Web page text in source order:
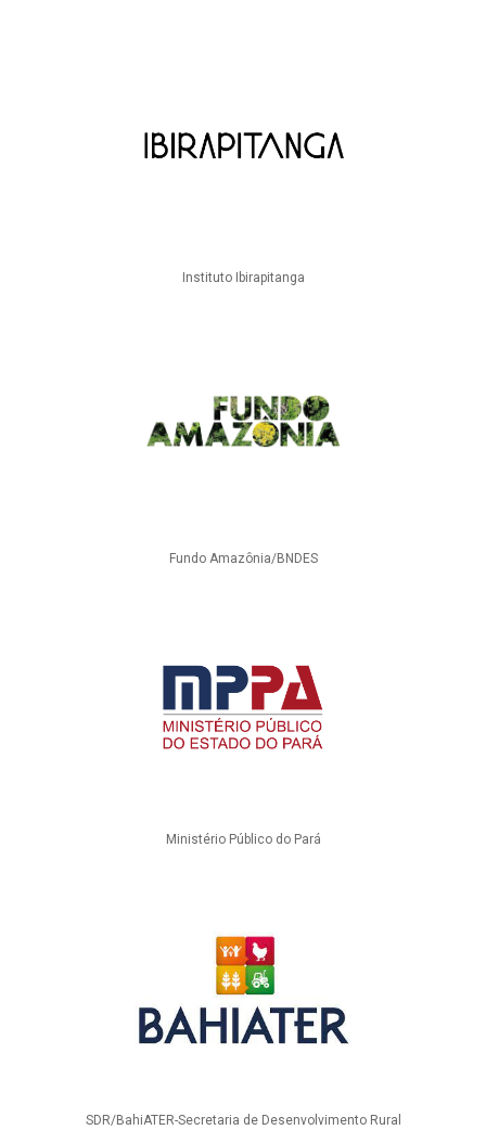
Instituto Ibirapitanga
Fundo Amazônia/BNDES
Ministério Público do Pará
SDR/BahiATER-Secretaria de Desenvolvimento Rural